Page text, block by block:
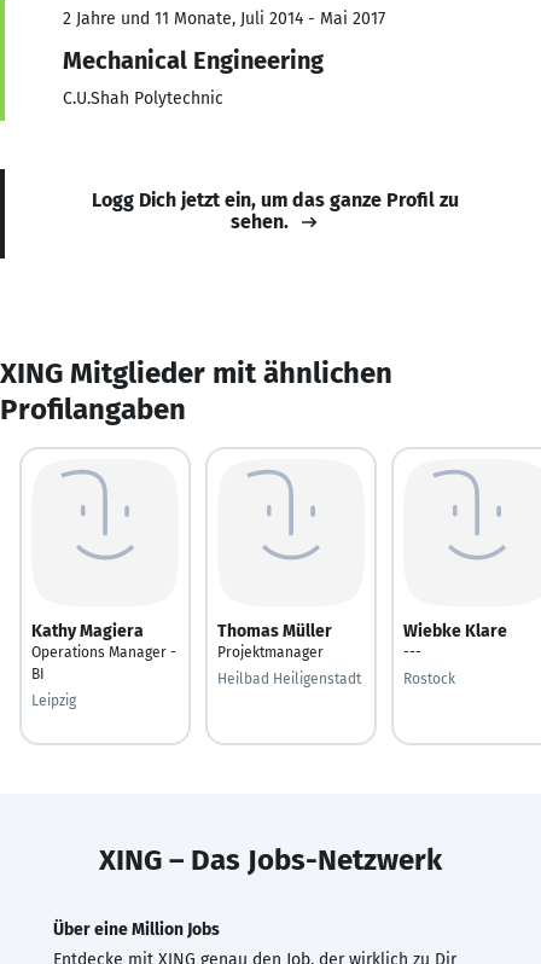
2 Jahre und 11 Monate, Juli 2014 - Mai 2017
Mechanical Engineering
C.U.Shah Polytechnic
Logg Dich jetzt ein, um das ganze Profil zu
sehen.
XING Mitglieder mit ähnlichen
Profilangaben
Kathy Magiera
Operations Manager -
BI
Leipzig
Thomas Müller
Projektmanager
Heilbad Heiligenstadt
Wiebke Klare
---
Rostock
XING – Das Jobs-Netzwerk
Über eine Million Jobs
Entdecke mit XING genau den Job, der wirklich zu Dir